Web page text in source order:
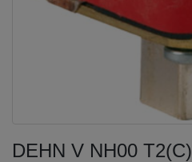
DEHN V NH00 T2(C)